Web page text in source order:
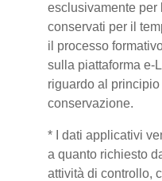
esclusivamente per
conservati per il
il processo
sulla piattaforma e-
riguardo al
conservazione.
* I dati applicativi
a quanto richiesto
attività di controllo,